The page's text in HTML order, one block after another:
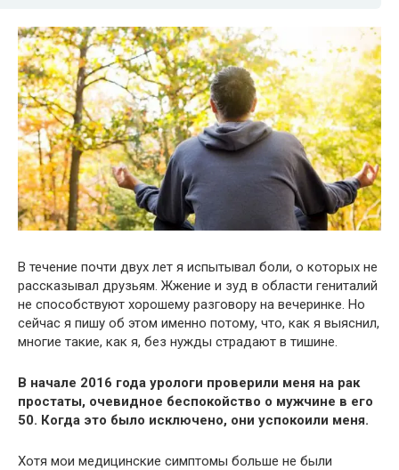
В течение почти двух лет я испытывал боли, о которых не
рассказывал друзьям. Жжение и зуд в области гениталий
не способствуют хорошему разговору на вечеринке. Но
сейчас я пишу об этом именно потому, что, как я выяснил,
многие такие, как я, без нужды страдают в тишине.
В начале 2016 года урологи проверили меня на рак
простаты, очевидное беспокойство о мужчине в его
50. Когда это было исключено, они успокоили меня.
Хотя мои медицинские симптомы больше не были